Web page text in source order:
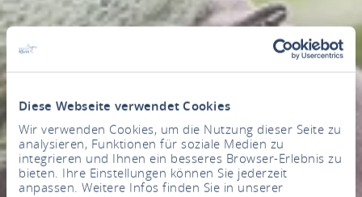
Diese Webseite verwendet Cookies
Wir verwenden Cookies, um die Nutzung dieser Seite zu
analysieren, Funktionen für soziale Medien zu
integrieren und Ihnen ein besseres Browser-Erlebnis zu
bieten. Ihre Einstellungen können Sie jederzeit
anpassen. Weitere Infos finden Sie in unserer